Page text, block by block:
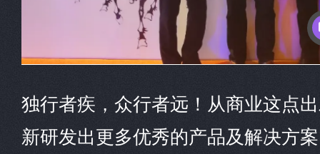
独行者疾，众行者远！从商业这点
新研发出更多优秀的产品及解决方